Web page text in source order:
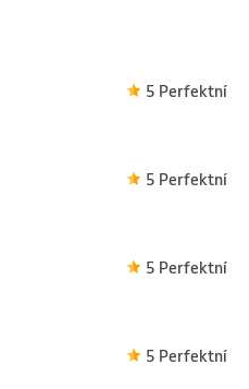
5 Perfektní
5 Perfektní
5 Perfektní
5 Perfektní